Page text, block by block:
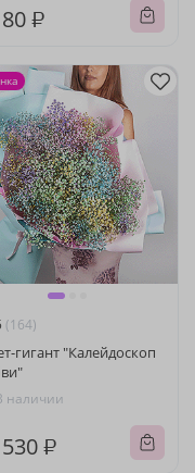
₽
(164)
гигант "Калейдоскоп
наличии
₽